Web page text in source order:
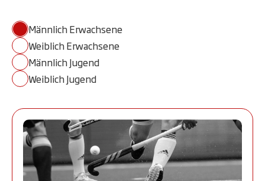
Männlich Erwachsene
Weiblich Erwachsene
Männlich Jugend
Weiblich Jugend